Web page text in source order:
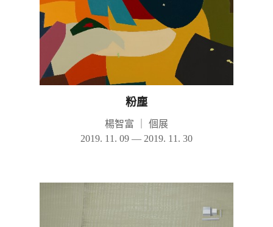
粉塵
楊智富
個展
2019. 11. 09 — 2019. 11. 30